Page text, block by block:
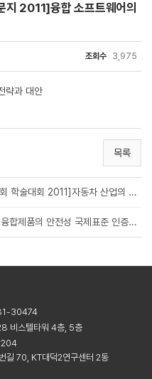
지 2011]융합 소프트웨어의
조회수 3,975
략과 대안
목록
[중소기업정보기술융합학회 학술대회 2011]자동차 산업의 소프트웨어 기능 안전성 프로세...
[정보처리학회지 2011]IT융합제품의 안전성 국제표준 인증을 위한 소프트웨어 테스팅 ...
30474
비스텔타워 4층, 5층
길 70, KT대덕2연구센터 2동